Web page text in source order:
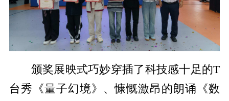
颁奖展映式巧妙穿插了科技感十足的T
台秀《量子幻境》、慷慨激昂的朗诵《数